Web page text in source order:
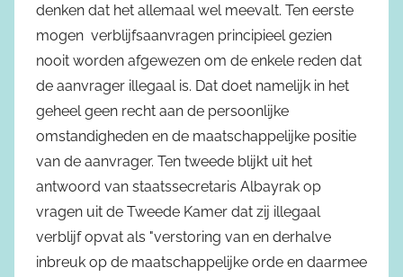
denken dat het allemaal wel meevalt. Ten eerste
mogen verblijfsaanvragen principieel gezien
nooit worden afgewezen om de enkele reden dat
de aanvrager illegaal is. Dat doet namelijk in het
geheel geen recht aan de persoonlijke
omstandigheden en de maatschappelijke positie
van de aanvrager. Ten tweede blijkt uit het
antwoord van staatssecretaris Albayrak op
vragen uit de Tweede Kamer dat zij illegaal
verblijf opvat als "verstoring van en derhalve
inbreuk op de maatschappelijke orde en daarmee